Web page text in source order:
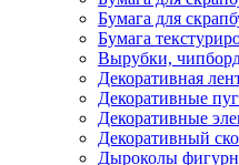
Бумага для
Бумага
Вырубки,
Декоративная
Декоративные
Декоративные
Декоративный
Дыроколы